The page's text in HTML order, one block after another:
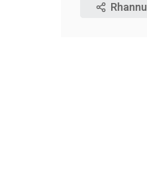
Rhannu